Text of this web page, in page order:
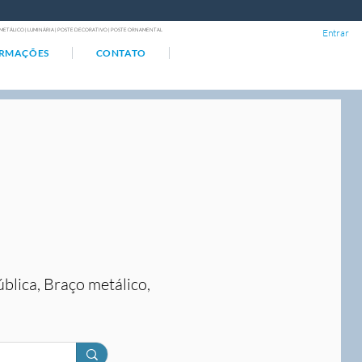
| LUMINÁRIA | POSTE DECORATIVO | POSTE ORNAMENTAL
CONTATO
Entrar
Braço metálico,